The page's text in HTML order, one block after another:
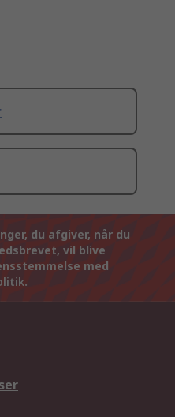
du afgiver, når du
vil blive
med
.